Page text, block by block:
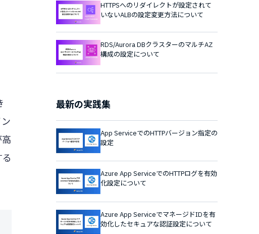
HTTPSへのリダイレクトが設定されて
いないALBの設定変更方法について
RDS/Aurora DBクラスターのマルチAZ
構成の設定について
最新の実践集
App ServiceでのHTTPバージョン指定の
設定
Azure App ServiceでのHTTPログを有効
化設定について
Azure App ServiceでマネージドIDを有
効化したセキュアな認証設定について